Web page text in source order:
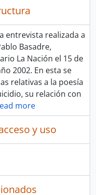
entrevista realizada a
Basadre,
La Nación el 15 de
2002. En esta se
relativas a la poesía
su relación con
more
y uso